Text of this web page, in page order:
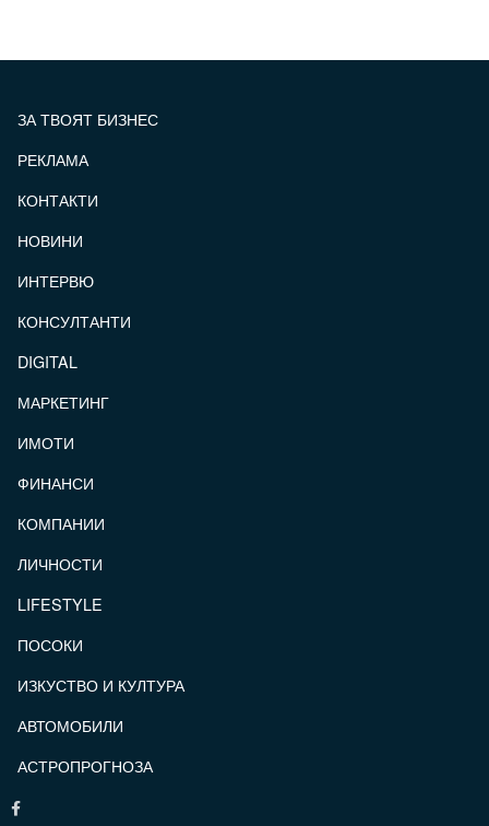
ЗА ТВОЯТ БИЗНЕС
РЕКЛАМА
КОНТАКТИ
НОВИНИ
ИНТЕРВЮ
КОНСУЛТАНТИ
DIGITAL
МАРКЕТИНГ
ИМОТИ
ФИНАНСИ
КОМПАНИИ
ЛИЧНОСТИ
LIFESTYLE
ПОСОКИ
ИЗКУСТВО И КУЛТУРА
АВТОМОБИЛИ
АСТРОПРОГНОЗА